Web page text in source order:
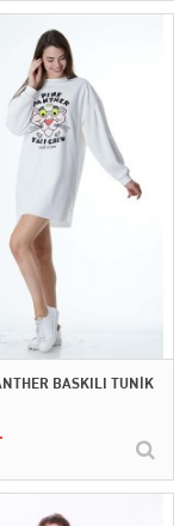
BASKILI TUNİK